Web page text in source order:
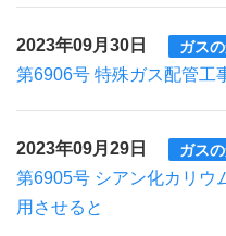
2023年09月30日 ガス
第6906号 特殊ガス配管工
2023年09月29日 ガス
第6905号 シアン化カリウ
用させると